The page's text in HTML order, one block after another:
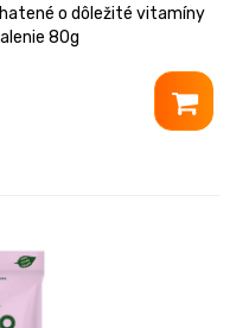
o dôležité vitamíny
80g